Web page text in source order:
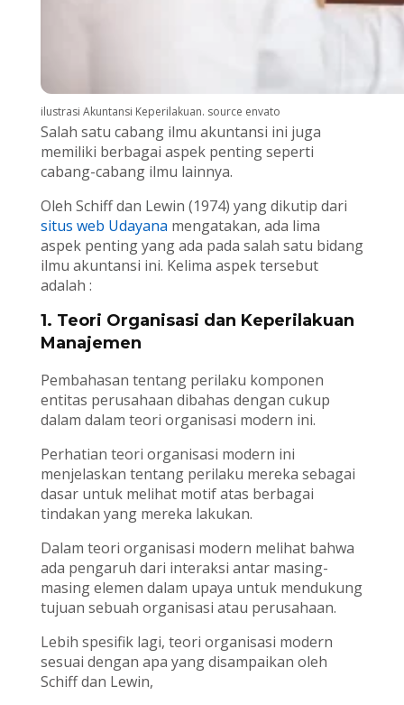
ilustrasi Akuntansi Keperilakuan. source envato
Salah satu cabang ilmu akuntansi ini juga
memiliki berbagai aspek penting seperti
cabang-cabang ilmu lainnya.
Oleh Schiff dan Lewin (1974) yang dikutip dari
situs web Udayana mengatakan, ada lima
aspek penting yang ada pada salah satu bidang
ilmu akuntansi ini. Kelima aspek tersebut
adalah :
1. Teori Organisasi dan Keperilakuan
Manajemen
Pembahasan tentang perilaku komponen
entitas perusahaan dibahas dengan cukup
dalam dalam teori organisasi modern ini.
Perhatian teori organisasi modern ini
menjelaskan tentang perilaku mereka sebagai
dasar untuk melihat motif atas berbagai
tindakan yang mereka lakukan.
Dalam teori organisasi modern melihat bahwa
ada pengaruh dari interaksi antar masing-
masing elemen dalam upaya untuk mendukung
tujuan sebuah organisasi atau perusahaan.
Lebih spesifik lagi, teori organisasi modern
sesuai dengan apa yang disampaikan oleh
Schiff dan Lewin,